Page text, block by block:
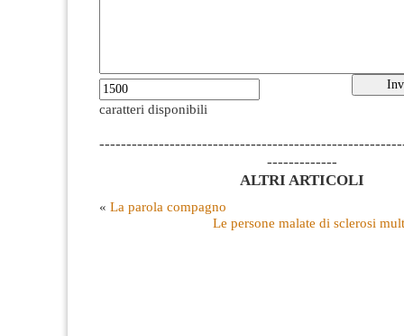
caratteri disponibili
-------------
ALTRI ARTICOLI
« La parola compagno
Le persone malate di sclerosi